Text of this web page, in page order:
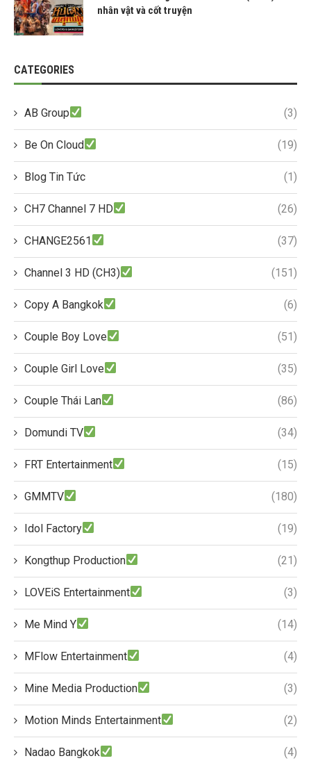
nhân vật và cốt truyện
CATEGORIES
AB Group (3)
Be On Cloud (19)
Blog Tin Tức (1)
CH7 Channel 7 HD (26)
CHANGE2561 (37)
Channel 3 HD (CH3) (151)
Copy A Bangkok (6)
Couple Boy Love (51)
Couple Girl Love (35)
Couple Thái Lan (86)
Domundi TV (34)
FRT Entertainment (15)
GMMTV (180)
Idol Factory (19)
Kongthup Production (21)
LOVEiS Entertainment (3)
Me Mind Y (14)
MFlow Entertainment (4)
Mine Media Production (3)
Motion Minds Entertainment (2)
Nadao Bangkok (4)